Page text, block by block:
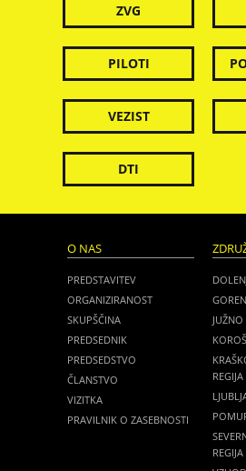
ZVG
PILOTI
VEZIST
DTI
O NAS
PREDSTAVITEV
ORGANIZIRANOST
SKUPŠČINA
PREDSEDNIK
PREDSEDSTVO
ČLANSTVO
VIZITKA
PRAVILNIK O ZASEBNOSTI
REGIJA
REGIJA